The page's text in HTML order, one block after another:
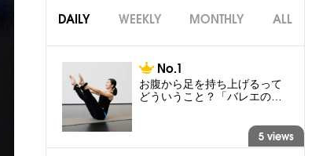
DAILY WEEKLY MONTHLY ALL
お腹から足を持ち上げるって
どういうこと？「バレエの…
5 views